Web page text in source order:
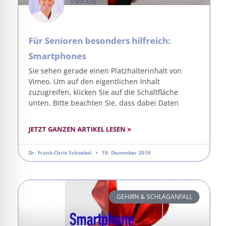
Für Senioren besonders hilfreich:
Smartphones
Sie sehen gerade einen Platzhalterinhalt von
Vimeo. Um auf den eigentlichen Inhalt
zuzugreifen, klicken Sie auf die Schaltfläche
unten. Bitte beachten Sie, dass dabei Daten
JETZT GANZEN ARTIKEL LESEN »
Dr. Frank-Chris Schoebel 19. Dezember 2018
GEHIRN & SCHLAGANFALL